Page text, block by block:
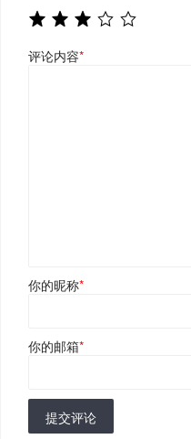
评论内容*
你的昵称*
你的邮箱*
提交评论